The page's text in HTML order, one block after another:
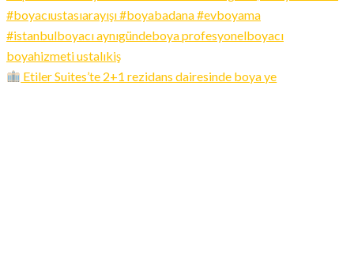
Etiler Suites’te 2+1 rezidans dairesinde boya ye